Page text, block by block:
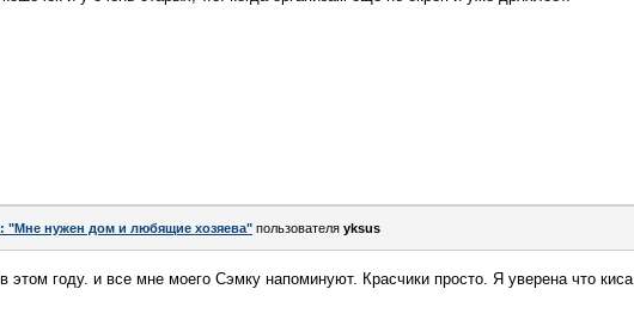
"Мне нужен дом и любящие хозяева" пользователя yksus
этом году. и все мне моего Сэмку напоминуют. Красчики просто. Я уверена что киса